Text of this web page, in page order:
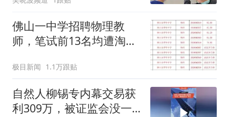
佛山一中学招聘物理教
师，笔试前13名均遭淘
聘，成立调查组全面核查
极目新闻 1.1万跟贴
自然人柳锡专内幕交易获
利309万，被证监会没一